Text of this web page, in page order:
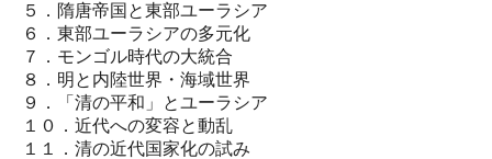
５．隋唐帝国と東部ユーラシア
６．東部ユーラシアの多元化
７．モンゴル時代の大統合
８．明と内陸世界・海域世界
９．「清の平和」とユーラシア
１０．近代への変容と動乱
１１．清の近代国家化の試み